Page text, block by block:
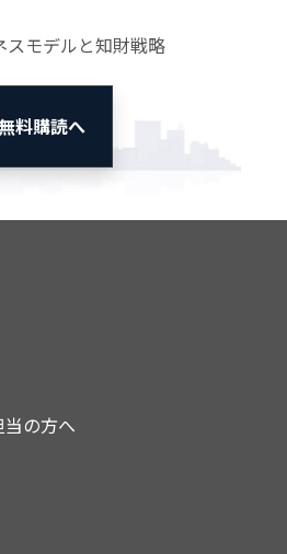
スモデルと知財戦略
料購読へ
の方へ